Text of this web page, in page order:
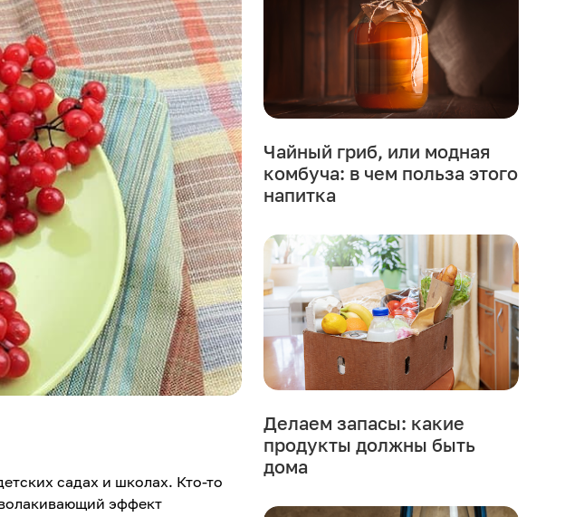
садах и школах. Кто-то
эффект
Чайный гриб, или модная
комбуча: в чем польза этого
напитка
Делаем запасы: какие
продукты должны быть
дома